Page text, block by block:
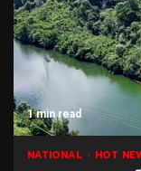
1 min read
NATIONAL HOT